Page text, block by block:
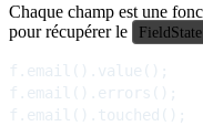
Chaque champ est une
pour récupérer le FieldState
f.email().value();
f.email().errors();
f.email().touched();